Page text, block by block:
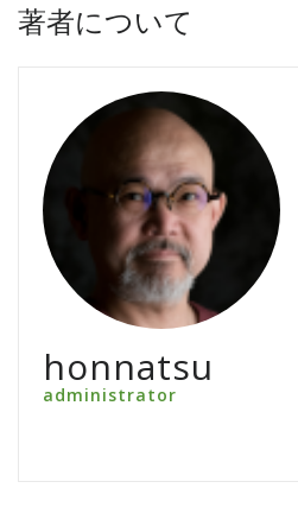
著者について
honnatsu
administrator